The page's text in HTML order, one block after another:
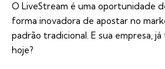
O LiveStream é uma oportunidade
forma inovadora de apostar no
padrão tradicional. E sua empresa,
hoje?